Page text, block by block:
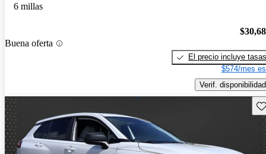
6 millas
Buena oferta
El precio incluye tasas
$574/mes
Verif. disponibilidad